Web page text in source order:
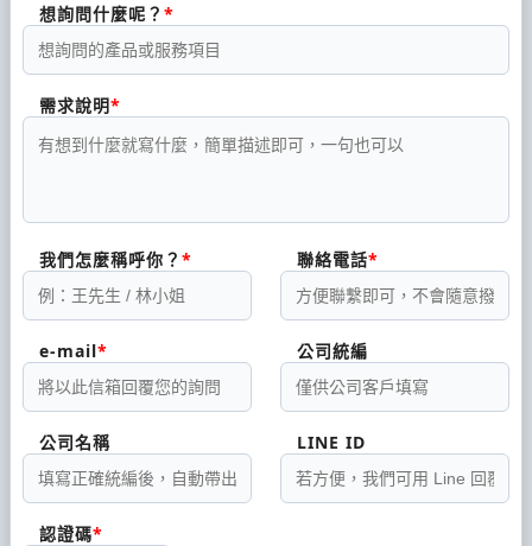
想詢問什麼呢？
需求說明
我們怎麼稱呼你？ 聯絡電話
e-mail 公司統編
公司名稱 LINE ID
認證碼